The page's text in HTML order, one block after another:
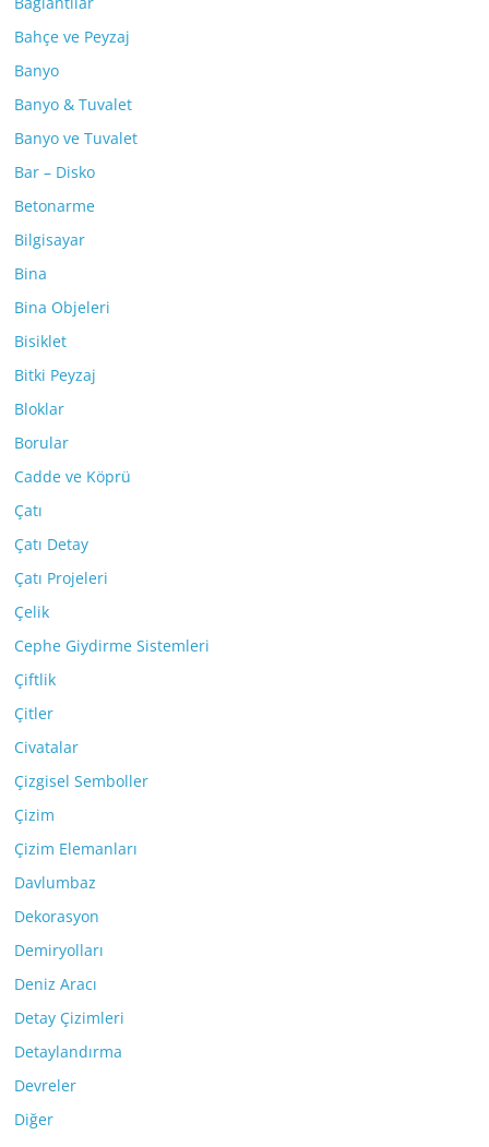
Bahçe ve Peyzaj
Banyo
Banyo & Tuvalet
Banyo ve Tuvalet
Bar – Disko
Betonarme
Bilgisayar
Bina
Bina Objeleri
Bisiklet
Bitki Peyzaj
Bloklar
Borular
Cadde ve Köprü
Çatı
Çatı Detay
Çatı Projeleri
Çelik
Cephe Giydirme Sistemleri
Çiftlik
Çitler
Civatalar
Çizgisel Semboller
Çizim
Çizim Elemanları
Davlumbaz
Dekorasyon
Demiryolları
Deniz Aracı
Detay Çizimleri
Detaylandırma
Devreler
Diğer